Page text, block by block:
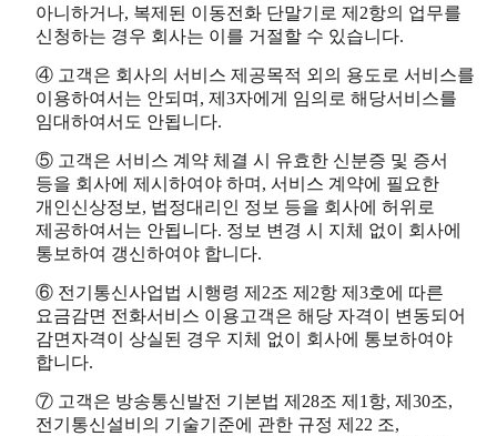
아니하거나, 복제된 이동전화 단말기로 제2항의 업무를
신청하는 경우 회사는 이를 거절할 수 있습니다.
④ 고객은 회사의 서비스 제공목적 외의 용도로 서비스를
이용하여서는 안되며, 제3자에게 임의로 해당서비스를
임대하여서도 안됩니다.
⑤ 고객은 서비스 계약 체결 시 유효한 신분증 및 증서
등을 회사에 제시하여야 하며, 서비스 계약에 필요한
개인신상정보, 법정대리인 정보 등을 회사에 허위로
제공하여서는 안됩니다. 정보 변경 시 지체 없이 회사에
통보하여 갱신하여야 합니다.
⑥ 전기통신사업법 시행령 제2조 제2항 제3호에 따른
요금감면 전화서비스 이용고객은 해당 자격이 변동되어
감면자격이 상실된 경우 지체 없이 회사에 통보하여야
합니다.
⑦ 고객은 방송통신발전 기본법 제28조 제1항, 제30조,
전기통신설비의 기술기준에 관한 규정 제22 조,